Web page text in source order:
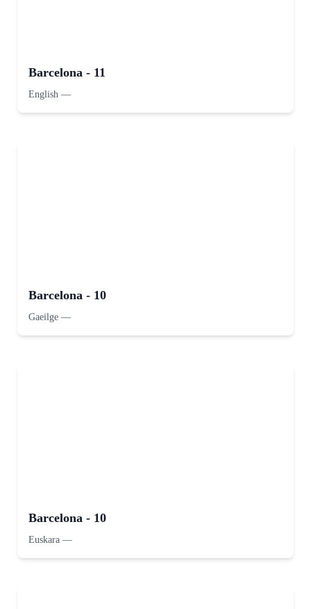
Barcelona - 11
English —
Barcelona - 10
Gaeilge —
Barcelona - 10
Euskara —